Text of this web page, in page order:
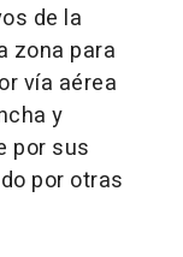
de la
zona para
vía aérea
y
por sus
por otras